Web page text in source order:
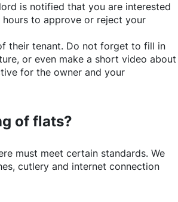
is notified that you are interested
to approve or reject your
their tenant. Do not forget to fill in
or even make a short video about
for the owner and your
of flats?
must meet certain standards. We
cutlery and internet connection